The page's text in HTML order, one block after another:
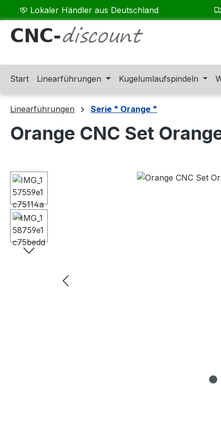
Hauptinhalt springen
Zur Suche springen
Zur Hauptnavigation springen
Lokaler Händler aus Deutschland
Start Linearführungen Kugelumlaufspindeln
Linearführungen Serie " Orange "
Orange CNC Set
Bildergalerie überspringen